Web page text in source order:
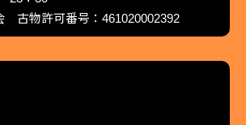
古物許可番号：461020002392